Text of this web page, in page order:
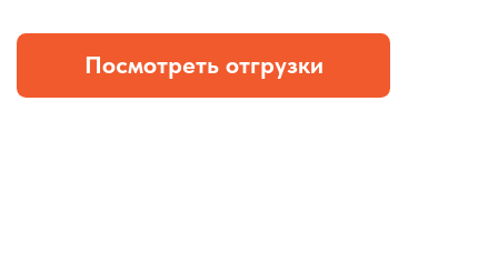
КОНТРОЛЬ КАЧЕСТВА
Проверка по ТЗ включает: